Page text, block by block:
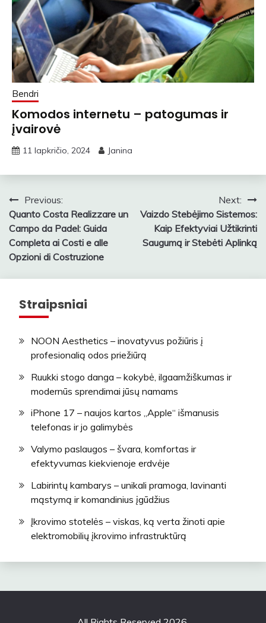
Bendri
Komodos internetu – patogumas ir
įvairovė
11 lapkričio, 2024 Janina
Navigacija
tarp
įrašų
Previous:
Quanto Costa Realizzare un
Campo da Padel: Guida
Completa ai Costi e alle
Opzioni di Costruzione
Next:
Vaizdo Stebėjimo Sistemos:
Kaip Efektyviai Užtikrinti
Saugumą ir Stebėti Aplinką
Straipsniai
NOON Aesthetics – inovatyvus požiūris į
profesionalią odos priežiūrą
Ruukki stogo danga – kokybė, ilgaamžiškumas ir
modernūs sprendimai jūsų namams
iPhone 17 – naujos kartos „Apple“ išmanusis
telefonas ir jo galimybės
Valymo paslaugos – švara, komfortas ir
efektyvumas kiekvienoje erdvėje
Labirintų kambarys – unikali pramoga, lavinanti
mąstymą ir komandinius įgūdžius
Įkrovimo stotelės – viskas, ką verta žinoti apie
elektromobilių įkrovimo infrastruktūrą